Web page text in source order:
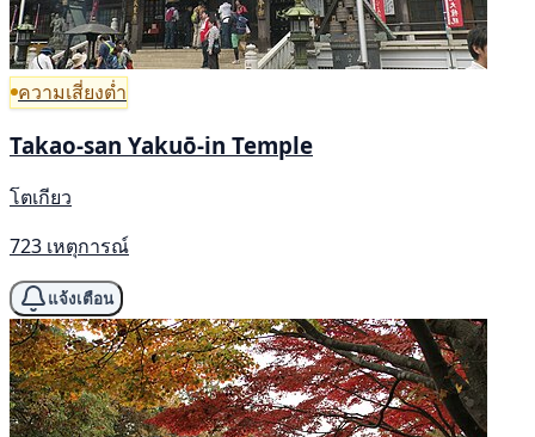
ความเสี่ยงต่ำ
Takao-san Yakuō-in Temple
โตเกียว
723 เหตุการณ์
แจ้งเตือน